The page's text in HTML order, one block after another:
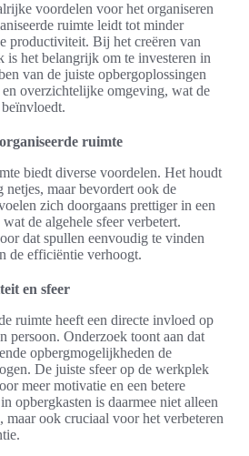
voordelen voor het organiseren
ruimte leidt tot minder
productiviteit. Bij het creëren van
is het belangrijk om te investeren in
van de juiste opbergoplossingen
en overzichtelijke omgeving, wat de
ruimte
biedt diverse voordelen. Het houdt
netjes, maar bevordert ook de
zich doorgaans prettiger in een
de algehele sfeer verbetert.
dat spullen eenvoudig te vinden
de efficiëntie verhoogt.
en sfeer
ruimte heeft een directe invloed op
persoon. Onderzoek toont aan dat
opbergmogelijkheden de
De juiste sfeer op de werkplek
meer motivatie en een betere
opbergkasten is daarmee niet alleen
maar ook cruciaal voor het verbeteren